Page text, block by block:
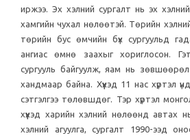
иржээ. Эх хэлний сургалт нь эх
хамгийн чухал нөлөөтэй. Төрийн
төрийн бус өмчийн бүх сургуульд
ангиас өмнө заахыг хориглосон.
сургууль байгуулж, яам нь
хандмаар байна. Хүүхэд 11 нас хүртэл
сэтгэлгээ төлөвшдөг. Тэр хүртэл
хүүхэд харийн хэлний нөлөөнд автах
хэлний агуулга, сургалт 1990-ээд